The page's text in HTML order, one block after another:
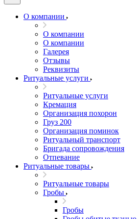
О компании
О компании
О компании
Галерея
Отзывы
Реквизиты
Ритуальные услуги
Ритуальные услуги
Кремация
Организация похорон
Груз 200
Организация поминок
Ритуальный транспорт
Бригада сопровождения
Отпевание
Ритуальные товары
Ритуальные товары
Гробы
Гробы